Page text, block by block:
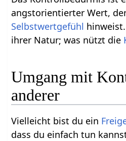
angstorientierter Wert,
Selbstwertgefühl
ih⁠rer Natur; was nützt die
Umgang mit
anderer
Vielleicht bist du ein
dass du einfach tun